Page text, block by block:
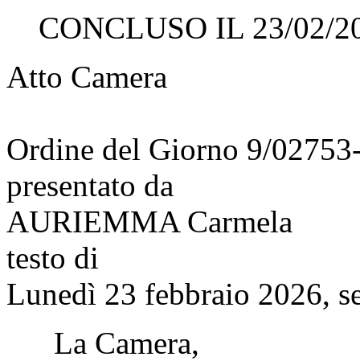
CONCLUSO IL 23/02/
Atto Camera
Ordine del Giorno 9/
presentato da
AURIEMMA Carmela
testo di
Lunedì 23 febbraio 2026,
La Camera,